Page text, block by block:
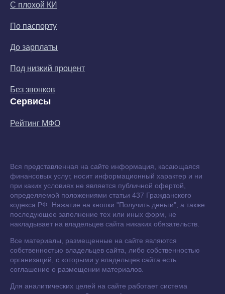
С плохой КИ
По паспорту
До зарплаты
Под низкий процент
Без звонков
Сервисы
Рейтинг МФО
Вся представленная на сайте информация, касающаяся
финансовых услуг, носит информационный характер и ни
при каких условиях не является публичной офертой,
определяемой положениями статьи 437 Гражданского
кодекса РФ. Нажатие на кнопки "Получить деньги", а также
последующее заполнение тех или иных форм, не
накладывает на владельцев сайта никаких обязательств.
Все материалы, размещенные на сайте являются
собственностью владельцев сайта, либо собственностью
организаций, с которыми у владельцев сайта есть
соглашение о размещении материалов.
Для аналитических целей на сайте работает система